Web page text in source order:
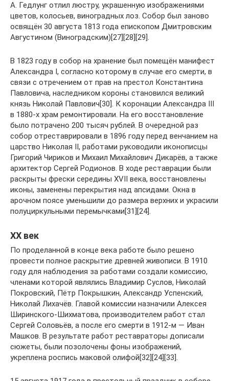
А. Гедлунг отлил люстру, украшенную изображениями
цветов, колосьев, виноградных лоз. Собор был заново
освящён 30 августа 1813 года епископом Дмитровским
Августином (Виноградским)[27][28][29].
В 1823 году в собор на хранение был помещён манифест
Александра I, согласно которому в случае его смерти, в
связи с отречением от прав на престол Константина
Павловича, наследником короны становился великий
князь Николай Павлович[30]. К коронации Александра III
в 1880-х храм ремонтировали. На его восстановление
было потрачено 200 тысяч рублей. В очередной раз
собор отреставрировали в 1896 году перед венчанием на
царство Николая II, работами руководили иконописцы
Григорий Чириков и Михаил Михайлович Дикарёв, а также
архитектор Сергей Родионов. В ходе реставрации были
раскрыты фрески середины XVII века, восстановлены
иконы, заменены перекрытия над апсидами. Окна в
арочном поясе уменьшили до размера верхних и украсили
полуциркульными перемычками[31][24].
XX век
По проделанной в конце века работе было решено
провести полное раскрытие древней живописи. В 1910
году для наблюдения за работами создали комиссию,
членами которой являлись Владимир Суслов, Николай
Покровский, Пётр Покрышкин, Александр Успенский,
Николай Лихачёв. Главой комиссии назначили Алексея
Ширинского-Шихматова, производителем работ стал
Сергей Соловьёв, а после его смерти в 1912-м — Иван
Машков. В результате работ реставраторы дописали
сюжеты, были позолочены фоны изображений,
укреплена роспись маковой олифой[32][24][33].